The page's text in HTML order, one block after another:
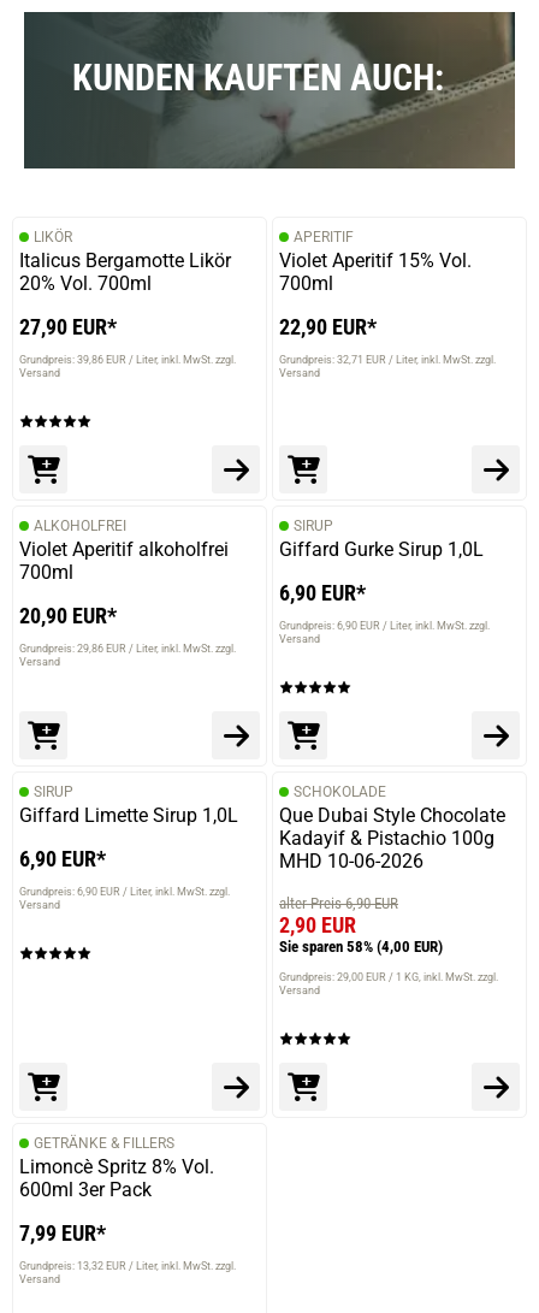
KUNDEN KAUFTEN AUCH:
LIKÖR
Italicus Bergamotte Likör
20% Vol. 700ml
27,90 EUR*
Grundpreis: 39,86 EUR / Liter inkl. MwSt. zzgl.
Versand
APERITIF
Violet Aperitif 15% Vol.
700ml
22,90 EUR*
Grundpreis: 32,71 EUR / Liter inkl. MwSt. zzgl.
Versand
ALKOHOLFREI
Violet Aperitif alkoholfrei
700ml
20,90 EUR*
Grundpreis: 29,86 EUR / Liter inkl. MwSt. zzgl.
Versand
SIRUP
Giffard Gurke Sirup 1,0L
6,90 EUR*
Grundpreis: 6,90 EUR / Liter inkl. MwSt. zzgl.
Versand
SIRUP
Giffard Limette Sirup 1,0L
6,90 EUR*
Grundpreis: 6,90 EUR / Liter inkl. MwSt. zzgl.
Versand
SCHOKOLADE
Que Dubai Style Chocolate
Kadayif & Pistachio 100g
MHD 10-06-2026
alter Preis 6,90 EUR
2,90 EUR
Sie sparen 58% (4,00 EUR)
Grundpreis: 29,00 EUR / 1 KG inkl. MwSt. zzgl.
Versand
GETRÄNKE & FILLERS
Limoncè Spritz 8% Vol.
600ml 3er Pack
7,99 EUR*
Grundpreis: 13,32 EUR / Liter inkl. MwSt. zzgl.
Versand